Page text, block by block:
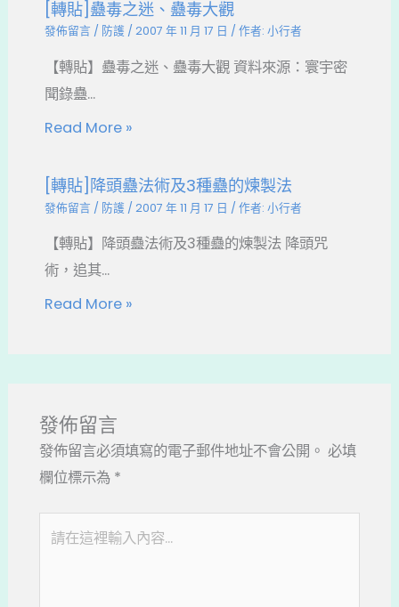
[轉貼]蠱毒之迷、蠱毒大觀
發佈留言 / 防護 / 2007 年 11 月 17 日 / 作者: 小行者
【轉貼】蠱毒之迷、蠱毒大觀 資料來源：寰宇密
聞錄蠱...
Read More »
[轉貼]降頭蠱法術及3種蠱的煉製法
發佈留言 / 防護 / 2007 年 11 月 17 日 / 作者: 小行者
【轉貼】降頭蠱法術及3種蠱的煉製法 降頭咒
術，追其...
Read More »
發佈留言
發佈留言必須填寫的電子郵件地址不會公開。 必填
欄位標示為 *
在